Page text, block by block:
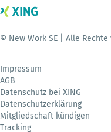
© New Work SE | Alle
Impressum
AGB
Datenschutz bei XING
Datenschutzerklärung
Mitgliedschaft kündigen
Tracking